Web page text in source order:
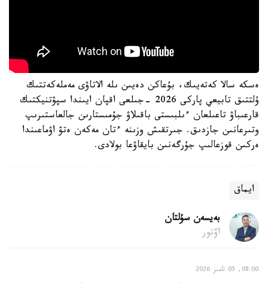
ەسكە سالا كەتەيىك، بۇعاكن دەيىن ىلە الاتاۋى مەملەكەتتىك
ۇلتتىق تابيعي پاركى 2026 -جىلعى اقپان ايىندا سپۋتنيكتىك
قارعىباۋ تاعىلعان ءىلبىستى باقىلاۋ جۇمىستارىن جالعاستىرىپ
وتىرعانىن جازدىق. جىرتقىش وزىنە ءتان مەكەن ەتۋ اۋماعىندا
ەركىن قوزعالىپ جۇرگەنىن بايقاۋعا بولادى.
ايماق
بەيسەن سۇلتان
اۆتور
08:00, 05 تامىز 2026